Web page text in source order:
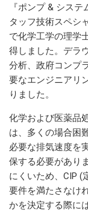
『ポンプ & シス
タッフ技術スペシ
で化学工学の理学
得しました。デラ
分析、政府コンプ
要なエンジニアリ
りました。
化学および医薬品
は、多くの場合困
必要な排気速度を
保する必要があり
にくいため、CIP (
要件を満たさなけ
かを決定する際に